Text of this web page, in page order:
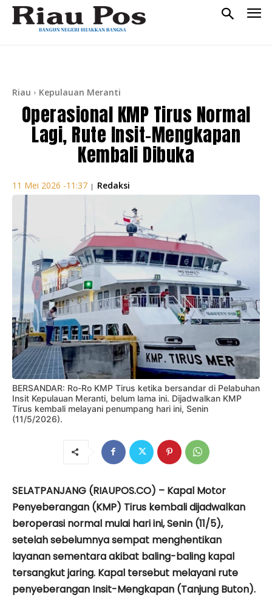
Riau Kepulauan Meranti
Operasional KMP Tirus Normal
Lagi, Rute Insit-Mengkapan
Kembali Dibuka
11 Mei 2026 -11:37 | Redaksi
BERSANDAR: Ro-Ro KMP Tirus ketika bersandar di Pelabuhan
Insit Kepulauan Meranti, belum lama ini. Dijadwalkan KMP
Tirus kembali melayani penumpang hari ini, Senin
(11/5/2026).
SELATPANJANG (RIAUPOS.CO) – Kapal Motor
Penyeberangan (KMP) Tirus kembali dijadwalkan
beroperasi normal mulai hari ini, Senin (11/5),
setelah sebelumnya sempat menghentikan
layanan sementara akibat baling-baling kapal
tersangkut jaring. Kapal tersebut melayani rute
penyeberangan Insit-Mengkapan (Tanjung Buton).